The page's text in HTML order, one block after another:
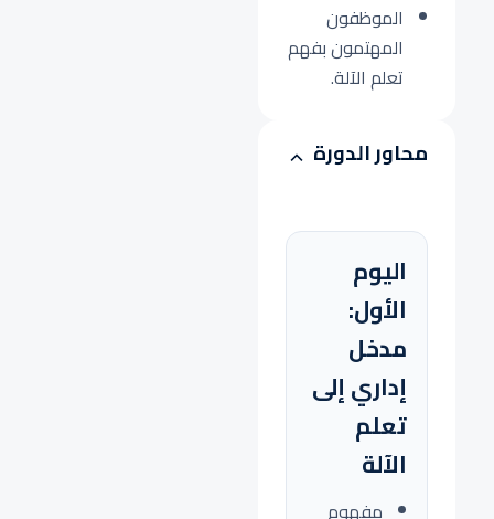
الموظفون
المهتمون بفهم
تعلم الآلة.
محاور الدورة
اليوم
الأول:
مدخل
إداري إلى
تعلم
الآلة
مفهوم